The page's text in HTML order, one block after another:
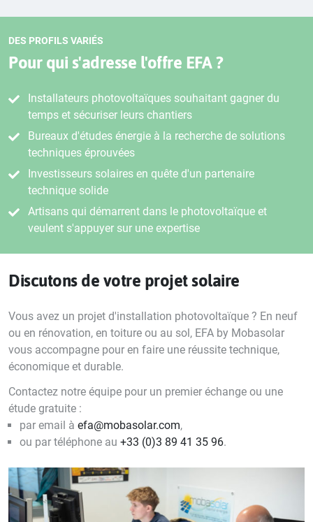
DES PROFILS VARIÉS
Pour qui s'adresse l'offre EFA ?
Installateurs photovoltaïques souhaitant gagner du
temps et sécuriser leurs chantiers
Bureaux d'études énergie à la recherche de solutions
techniques éprouvées
Investisseurs solaires en quête d'un partenaire
technique solide
Artisans qui démarrent dans le photovoltaïque et
veulent s'appuyer sur une expertise
Discutons de votre projet solaire
Vous avez un projet d'installation photovoltaïque ? En neuf
ou en rénovation, en toiture ou au sol, EFA by Mobasolar
vous accompagne pour en faire une réussite technique,
économique et durable.
Contactez notre équipe pour un premier échange ou une
étude gratuite :
par email à efa@mobasolar.com,
ou par téléphone au +33 (0)3 89 41 35 96.